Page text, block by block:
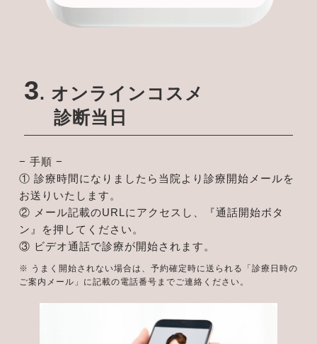
3. オンラインコスメ
診断当日
− 手順 −
① 診療時間になりましたら当院より診療開始メールを
お送りいたします。
② メール記載のURLにアクセスし、『通話開始ボタ
ン』を押してください。
③ ビデオ通話で診療が開始されます。
※ うまく開始されない場合は、予約確定時に送られる「診療日時の
ご案内メール」に記載の電話番号までご連絡ください。